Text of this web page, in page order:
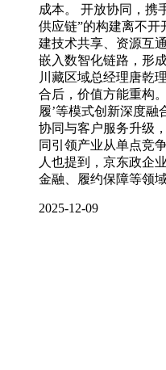
成本。 开放协同，携
供应链”的构建离不开
建技术共享、资源互
嵌入数智化链路，形
川藏区域总经理唐乾
合后，价值方能重构
履’等模式创新深度
协同与客户服务升级
同引领产业从单点竞
人也提到，京东政企
金融、履约保障等领
2025-12-09